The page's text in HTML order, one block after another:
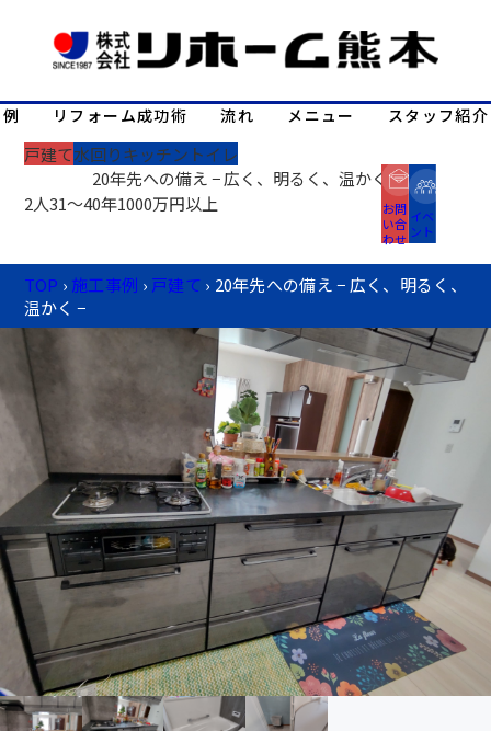
リフォーム成功術 流れ メニュー スタッフ紹介
戸建て水回りキッチン トイレ
20年先への備え − 広く、明るく、温かく −
2人31～40年1000万円以上
TOP › 施工事例 › 戸建て › 20年先への備え − 広く、明るく、
温かく −
お問
い合
わせ
イベ
ント